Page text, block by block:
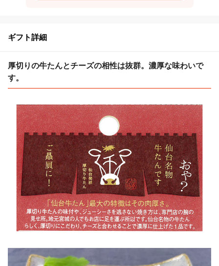
ギフト詳細
厚切りの牛たんとチーズの相性は抜群。濃厚な味わいで
す。